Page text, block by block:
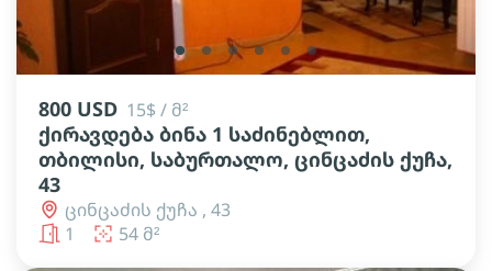
lens lens lens lens lens lens
800 USD 15$ / მ²
ქირავდება ბინა 1 საძინებლით,
თბილისი, საბურთალო, ცინცაძის ქუჩა,
43
ცინცაძის ქუჩა , 43
1
54 მ²